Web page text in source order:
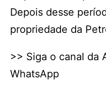
Depois desse
propriedade da
>> Siga o canal da
WhatsApp